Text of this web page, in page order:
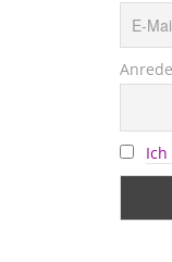
Anrede